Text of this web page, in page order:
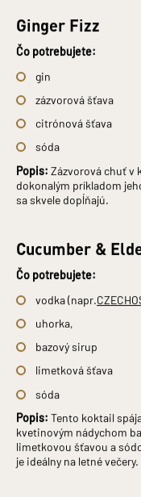
Ginger Fizz
Čo potrebujete:
gin
zázvorová šťava
citrónová šťava
sóda
Popis: Zázvorová chuť v
dokonalým príkladom
sa skvele dopĺňajú.
Cucumber &
Čo potrebujete:
vodka (napr.
uhorka,
bazový sirup
limetková šťava
sóda
Popis: Tento koktail
kvetinovým nádychom
limetkovou šťavou a
je ideálny na letné večery.